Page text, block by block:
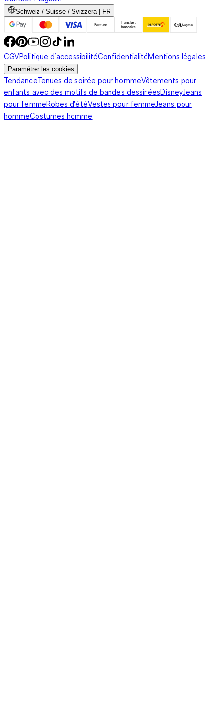
Schweiz / Suisse / Svizzera | FR
CGVPolitique d’accessibilitéConfidentialitéMentions légales
Paramétrer les cookies
TendanceTenues de soirée pour hommeVêtements pour
enfants avec des motifs de bandes dessinéesDisneyJeans
pour femmeRobes d'étéVestes pour femmeJeans pour
hommeCostumes homme